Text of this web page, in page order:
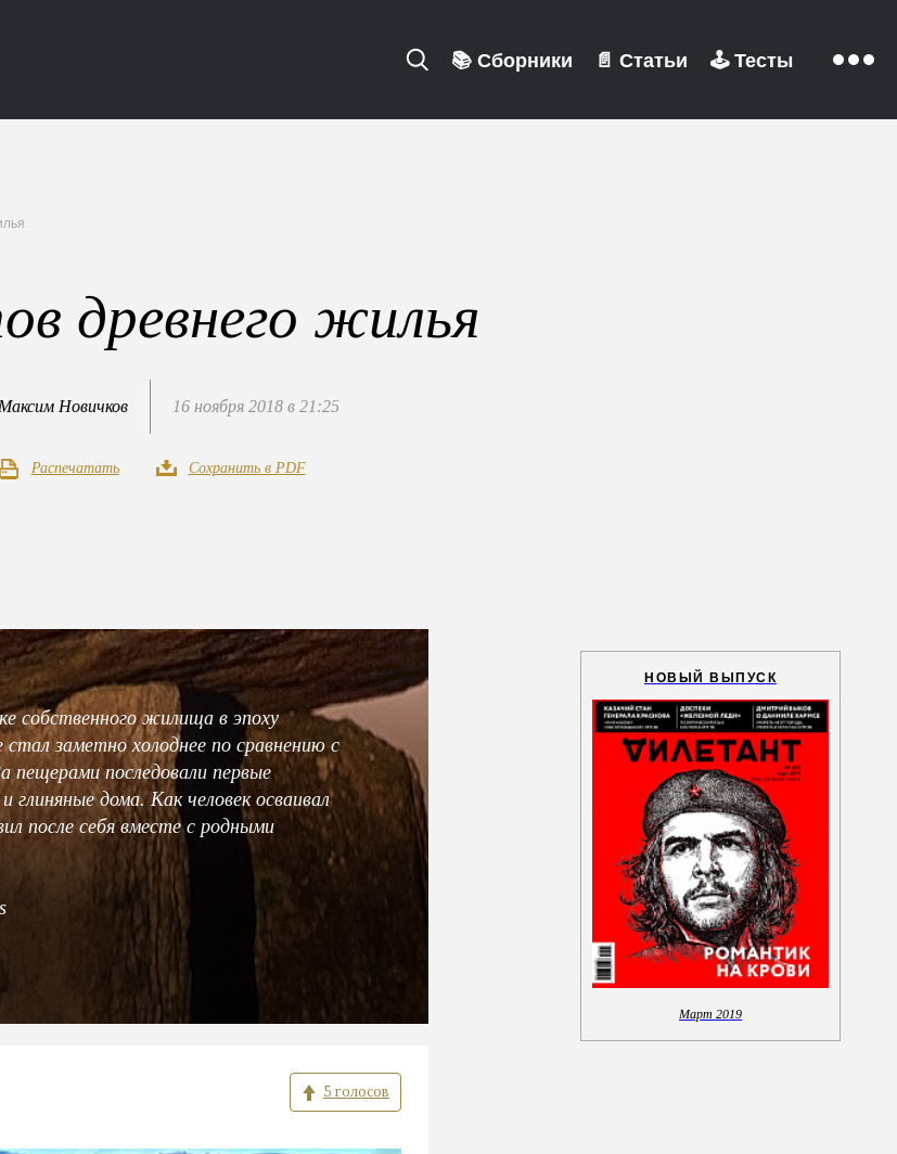
📚 Сборники 📄 Статьи 🕹️ Тесты
древнего жилья
Максим Новичков 16 ноября 2018 в 21:25
Распечатать Сохранить в PDF
НОВЫЙ ВЫПУСК
Март 2019
собственного жилища в эпоху
заметно холоднее по сравнению с
пещерами последовали первые
глиняные дома. Как человек осваивал
после себя вместе с родными
5 голосов